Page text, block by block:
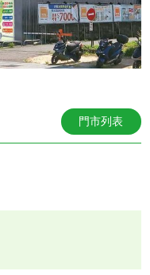
門市列表